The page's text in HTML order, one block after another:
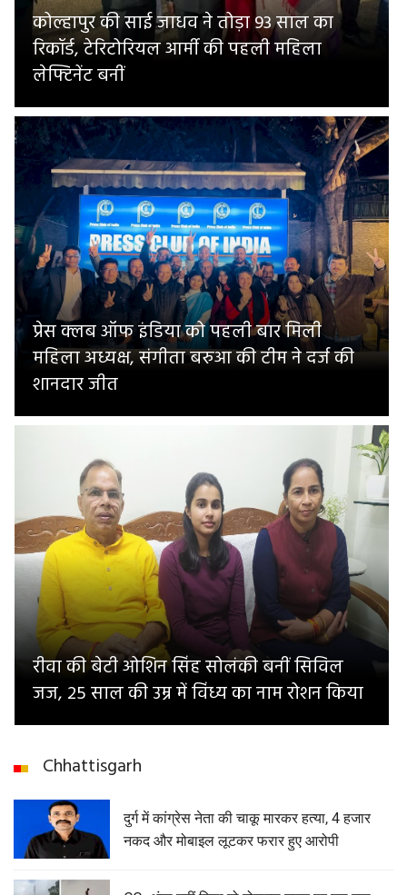
कोल्हापुर की साई जाधव ने तोड़ा 93 साल का
रिकॉर्ड, टेरिटोरियल आर्मी की पहली महिला
लेफ्टिनेंट बनीं
प्रेस क्लब ऑफ इंडिया को पहली बार मिली
महिला अध्यक्ष, संगीता बरुआ की टीम ने दर्ज की
शानदार जीत
रीवा की बेटी ओशिन सिंह सोलंकी बनीं सिविल
जज, 25 साल की उम्र में विंध्य का नाम रोशन किया
Chhattisgarh
दुर्ग में कांग्रेस नेता की चाकू मारकर हत्या, 4 हजार
नकद और मोबाइल लूटकर फरार हुए आरोपी